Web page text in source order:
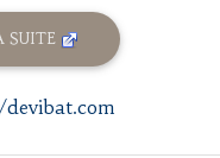
SUITE